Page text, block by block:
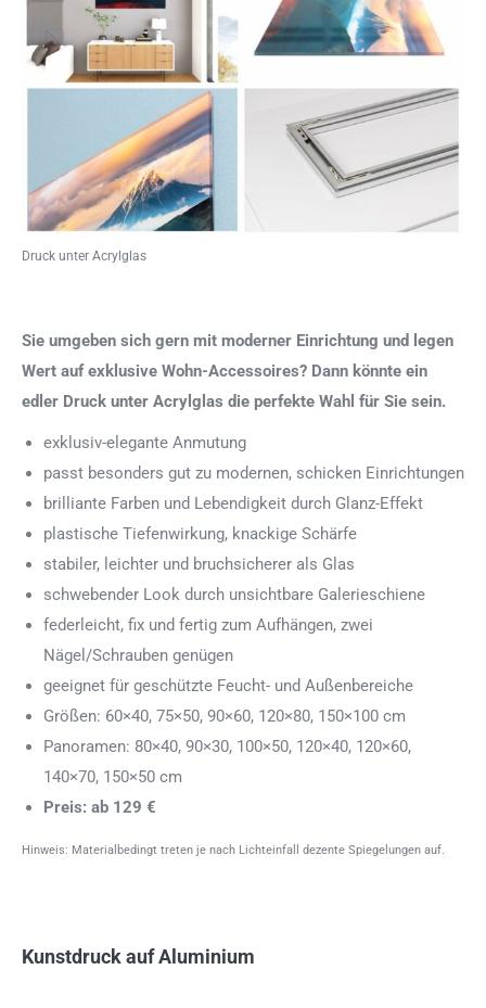
Druck unter Acrylglas
Sie umgeben sich gern mit moderner Einrichtung und legen
Wert auf exklusive Wohn-Accessoires? Dann könnte ein
edler Druck unter Acrylglas die perfekte Wahl für Sie sein.
exklusiv-elegante Anmutung
passt besonders gut zu modernen, schicken Einrichtungen
brilliante Farben und Lebendigkeit durch Glanz-Effekt
plastische Tiefenwirkung, knackige Schärfe
stabiler, leichter und bruchsicherer als Glas
schwebender Look durch unsichtbare Galerieschiene
federleicht, fix und fertig zum Aufhängen, zwei
Nägel/Schrauben genügen
geeignet für geschützte Feucht- und Außenbereiche
Größen: 60×40, 75×50, 90×60, 120×80, 150×100 cm
Panoramen: 80×40, 90×30, 100×50, 120×40, 120×60,
140×70, 150×50 cm
Preis: ab 129 €
Hinweis: Materialbedingt treten je nach Lichteinfall dezente Spiegelungen auf.
Kunstdruck auf Aluminium